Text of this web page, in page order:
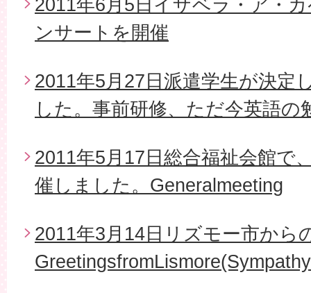
2011年6月5日イザベラ・ア・
ンサートを開催
2011年5月27日派遣学生が決定
した。事前研修、ただ今英語の
2011年5月17日総合福祉会館で
催しました。Generalmeeting
2011年3月14日リズモー市から